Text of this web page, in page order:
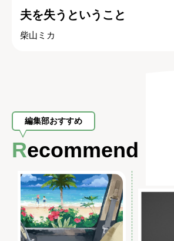
夫を失うということ
柴山ミカ
編集部おすすめ
Recommend